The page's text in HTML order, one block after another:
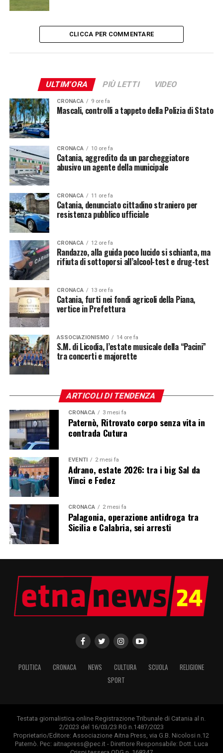
CLICCA PER COMMENTARE
ULTIM'ORA PIÙ LETTI VIDEO
CRONACA 9 ore fa
Mascali, controlli a tappeto della Polizia di Stato
CRONACA 10 ore fa
Catania, aggredito da un parcheggiatore
abusivo un agente della municipale
CRONACA 11 ore fa
Catania, denunciato cittadino straniero per
resistenza pubblico ufficiale
CRONACA 12 ore fa
Randazzo, alla guida poco lucido si schianta, ma
rifiuta di sottoporsi all’alcool-test e drug-test
CRONACA 13 ore fa
Catania, furti nei fondi agricoli della Piana,
vertice in Prefettura
ASSOCIAZIONISMO 14 ore fa
S.M. di Licodia, l’estate musicale della “Pacini”
tra concerti e majorette
ARTICOLI DI TENDENZA
CRONACA 3 mesi fa
Paternò, Ritrovato corpo senza vita in
contrada Cutura
EVENTI 2 mesi fa
Adrano, estate 2026: tra i big Sal da
Vinci e Fedez
CRONACA 2 mesi fa
Palagonia, operazione antidroga tra
Sicilia e Calabria, sei arresti
POLITICA CRONACA NEWS CULTURA SCUOLA
RELIGIONE
SPORT
Testata giornalistica online Registrazione Tribunale di Catania al n.
2/2023 del 16/03/23 RG n.1487/2023
Proprietario/Editore: Associazione Aitna Press, via G.B. Nicolosi n.12
Paternò. Pec: aitnapress@pec.it - Direttore Responsabile: Dott. Luca